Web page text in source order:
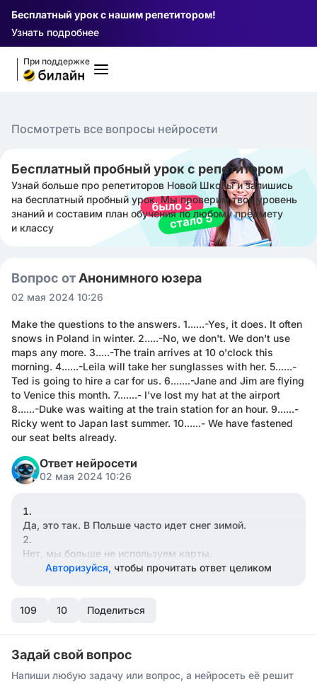
Бесплатный урок с нашим репетитором!
Узнать подробнее
При поддержке
Посмотреть все вопросы нейросети
Бесплатный пробный урок с репетитором
Узнай больше про репетиторов Новой Школы и запишись
на бесплатный пробный урок. Мы проверим твой уровень
знаний и составим план обучения по любому предмету
и классу
Вопрос от Анонимного юзера
02 мая 2024 10:26
Make the questions to the answers. 1......-Yes, it does. It often
snows in Poland in winter. 2.....-No, we don't. We don't use
maps any more. 3.....-The train arrives at 10 o'clock this
morning. 4......-Leila will take her sunglasses with her. 5......-
Ted is going to hire a car for us. 6.......-Jane and Jim are flying
to Venice this month. 7.......- I've lost my hat at the airport
8......-Duke was waiting at the train station for an hour. 9......-
Ricky went to Japan last summer. 10......- We have fastened
our seat belts already.
Ответ нейросети
02 мая 2024 10:26
Да, это так. В Польше часто идет снег зимой.
Нет, мы больше не используем карты.
Лейла возьмет свои солнцезащитные очки с собой.
Тед собирается арендовать нам машину.
Авторизуйся, чтобы прочитать ответ целиком
109 10 Поделиться
Задай свой вопрос
Напиши любую задачу или вопрос, а нейросеть её решит